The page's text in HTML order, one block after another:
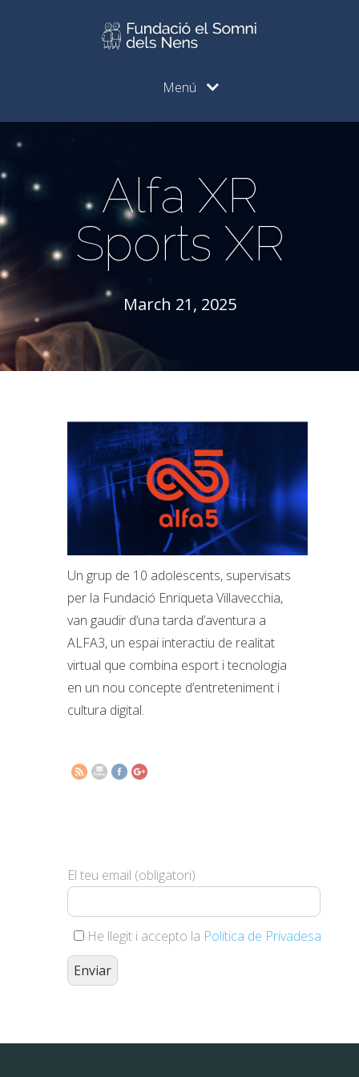
Menú
Alfa XR
Sports XR
March 21, 2025
Un grup de 10 adolescents, supervisats
per la Fundació Enriqueta Villavecchia,
van gaudir d’una tarda d’aventura a
ALFA3, un espai interactiu de realitat
virtual que combina esport i tecnologia
en un nou concepte d’entreteniment i
cultura digital.http://www.elsomnidelsnens.org/ca/2025/
xr-sports-
El teu email (obligatori)
He llegit i accepto la Política de Privadesa